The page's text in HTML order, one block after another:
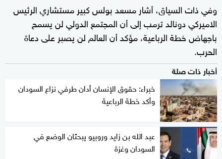
وفي ذات السياق، أشار مسعد بولس كبير مستشاري الرئيس
الاميركي دونالد ترمب إلى أن المجتمع الدولي لن يسمح
باجهاض خطة الرباعية، مؤكد أن العالم لن يصبر على دعاة
الحرب.
أخبار ذات صلة
خبراء: حقوق الإنسان أدان طرفي نزاع السودان
وأكد خطة الرباعية
عبد الله بن زايد وروبيو يبحثان الوضع في
السودان وغزة